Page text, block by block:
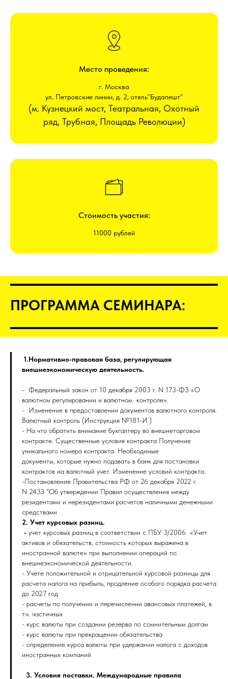
Место проведения:
г. Москва
ул. Петровские линии, д. 2, отель"Будапешт"
(м. Кузнецкий мост, Театральная, Охотный
ряд, Трубная, Площадь Революции)
Стоимость участия:
11000 рублей
ПРОГРАММА СЕМИНАРА:
1.Нормативно-правовая база, регулирующая
внешнеэкономическую деятельность.
- Федеральный закон от 10 декабря 2003 г. N 173-ФЗ «О
валютном регулировании и валютном контроле».
- Изменение в предоставлении документов валютного контроля.
Валютный контроль (Инструкция №181-И )
- На что обратить внимание бухгалтеру во внешнеторговом
контракте. Существенные условия контракта Получение
уникального номера контракта. Необходимые
документы, которые нужно подавать в банк для постановки
контрактов на валютный учет. Изменение условий контракта.
-Постановление Правительства РФ от 26 декабря 2022 г.
N 2433 "Об утверждении Правил осуществления между
резидентами и нерезидентами расчетов наличными денежными
средствами
2. Учет курсовых разниц.
- учет курсовых разниц в соответствии с ПБУ 3/2006 «Учет
активов и обязательств, стоимость которых выражена в
иностранной валюте» при выполнении операций по
внешнеэкономической деятельности.
- Учете положительной и отрицательной курсовой разницы для
расчета налога на прибыль, продление особого порядка расчета
до 2027 год
- расчеты по получении и перечислении авансовых платежей, в
т.ч. частичных
- курс валюты при создании резерва по сомнительным долгам
- курс валюты при прекращении обязательства
- определение курса валюты при удержании налога с доходов
иностранных компаний
3. Условия поставки. Международные правила